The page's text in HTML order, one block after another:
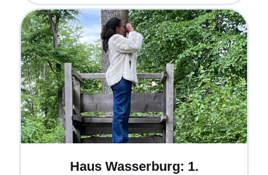
Haus Wasserburg: 1.